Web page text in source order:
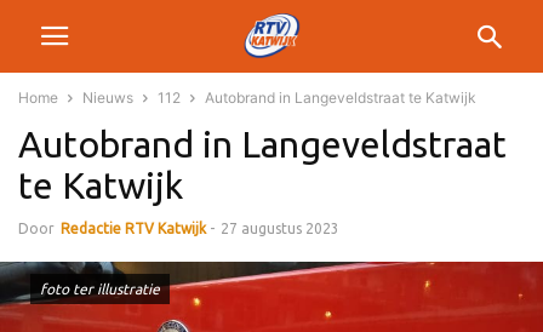
Home Nieuws 112 Autobrand in Langeveldstraat te Katwijk
Autobrand in Langeveldstraat
te Katwijk
Door Redactie RTV Katwijk - 27 augustus 2023
foto ter illustratie